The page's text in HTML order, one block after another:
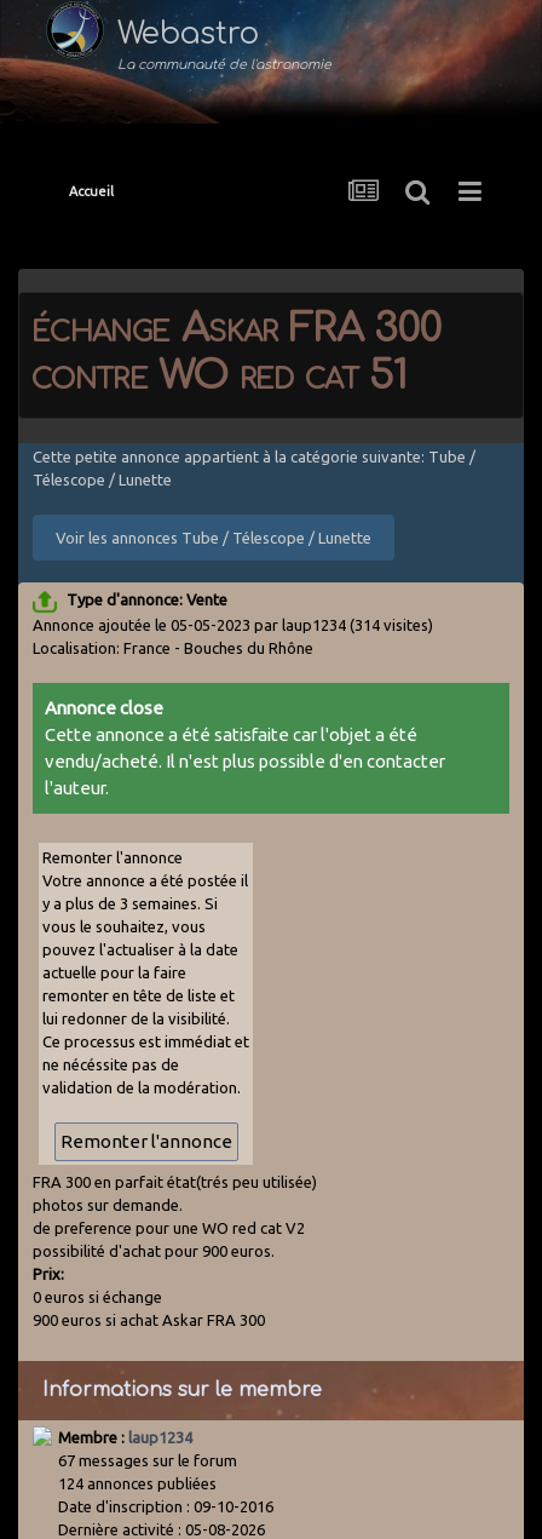
Webastro
La communauté de l'astronomie
Accueil
échange Askar FRA 300
contre WO red cat 51
Cette petite annonce appartient à la catégorie suivante: Tube /
Télescope / Lunette
Voir les annonces Tube / Télescope / Lunette
Type d'annonce: Vente
Annonce ajoutée le 05-05-2023 par laup1234 (314 visites)
Localisation: France - Bouches du Rhône
Annonce close
Cette annonce a été satisfaite car l'objet a été
vendu/acheté. Il n'est plus possible d'en contacter
l'auteur.
Remonter l'annonce
Votre annonce a été postée il
y a plus de 3 semaines. Si
vous le souhaitez, vous
pouvez l'actualiser à la date
actuelle pour la faire
remonter en tête de liste et
lui redonner de la visibilité.
Ce processus est immédiat et
ne nécéssite pas de
validation de la modération.
FRA 300 en parfait état(trés peu utilisée)
photos sur demande.
de preference pour une WO red cat V2
possibilité d'achat pour 900 euros.
Prix:
0 euros si échange
900 euros si achat Askar FRA 300
Informations sur le membre
Membre : laup1234
67 messages sur le forum
124 annonces publiées
Date d'inscription : 09-10-2016
Dernière activité : 05-08-2026